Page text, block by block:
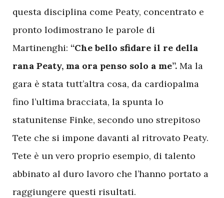
questa disciplina come Peaty, concentrato e
pronto lodimostrano le parole di
Martinenghi: “Che bello sfidare il re della
rana Peaty, ma ora penso solo a me”. Ma la
gara è stata tutt’altra cosa, da cardiopalma
fino l’ultima bracciata, la spunta lo
statunitense Finke, secondo uno strepitoso
Tete che si impone davanti al ritrovato Peaty.
Tete è un vero proprio esempio, di talento
abbinato al duro lavoro che l’hanno portato a
raggiungere questi risultati.